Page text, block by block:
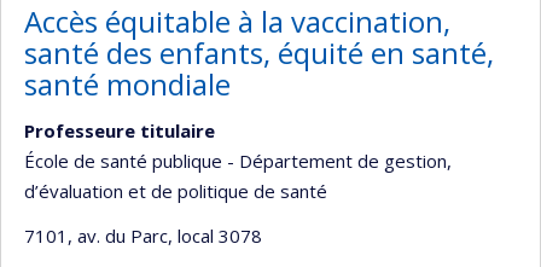
Accès équitable à la vaccination,
santé des enfants, équité en santé,
santé mondiale
Professeure titulaire
École de santé publique - Département de gestion,
d’évaluation et de politique de santé
7101, av. du Parc, local 3078